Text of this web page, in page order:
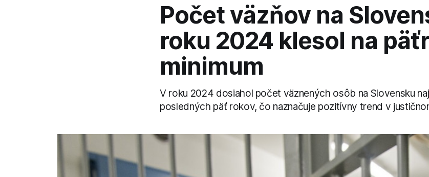
Počet väzňov na
roku 2024 klesol na
minimum
V roku 2024 dosiahol počet väznených osôb na Slovensku
posledných päť rokov, čo naznačuje pozitívny trend v